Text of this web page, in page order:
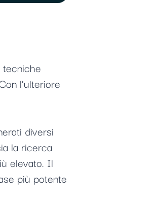
l'ulteriore
diversi
la ricerca
elevato. Il
più potente